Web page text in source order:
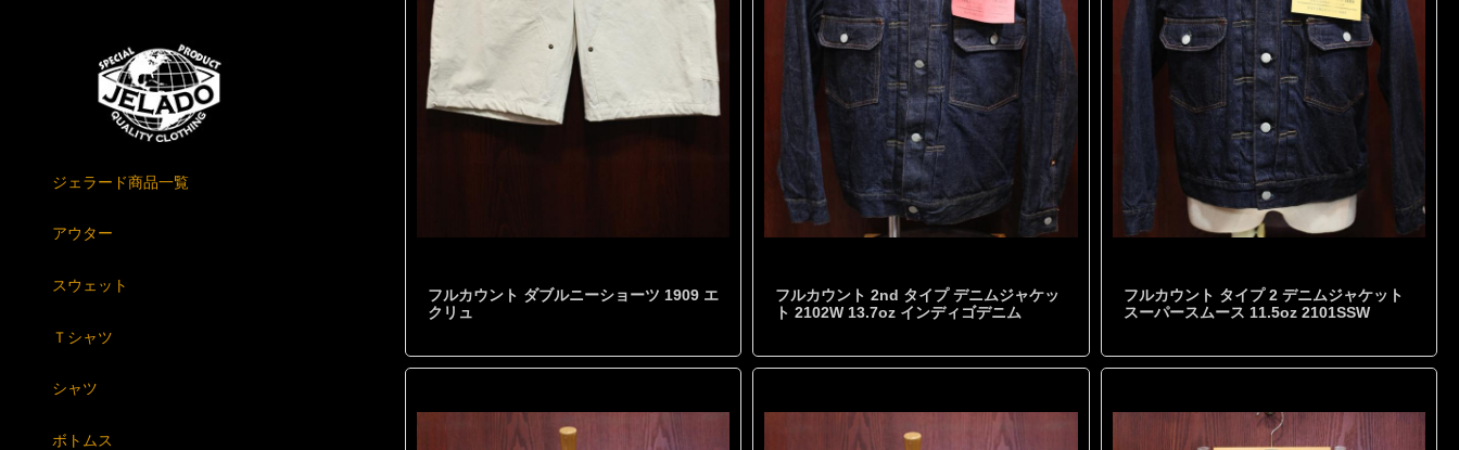
フルカウント ダブルニーショーツ 1909 エ
クリュ
フルカウント 2nd タイプ デニムジャケッ
ト 2102W 13.7oz インディゴデニム
フルカウント タイプ 2 デニムジャケット
スーパースムース 11.5oz 2101SSW
ジェラード商品一覧
アウター
スウェット
Ｔシャツ
シャツ
ボトムス